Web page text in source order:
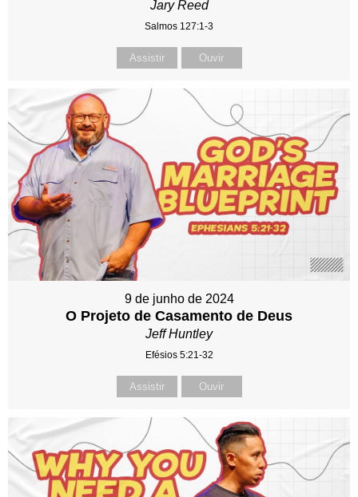
Jary Reed
Salmos 127:1-3
Assistir Ouvir
9 de junho de 2024
O Projeto de Casamento de Deus
Jeff Huntley
Efésios 5:21-32
Assistir Ouvir